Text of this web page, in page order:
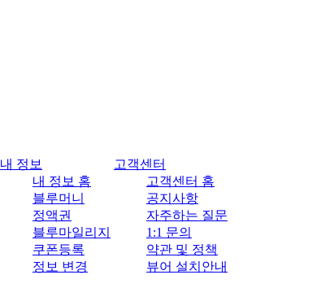
내 정보
내 정보 홈
블루머니
정액권
블루마일리지
쿠폰등록
정보 변경
고객센터
고객센터 홈
공지사항
자주하는 질문
1:1 문의
약관 및 정책
뷰어 설치안내